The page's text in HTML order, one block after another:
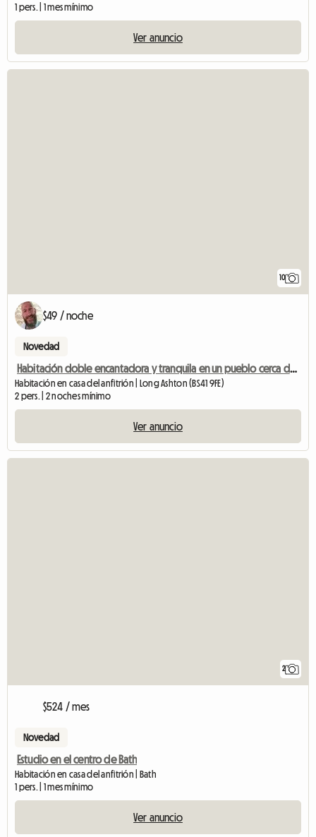
1 pers. | 1 mes mínimo
Ver anuncio
10
$49 / noche
Novedad
Habitación doble encantadora y tranquila en un pueblo cerca de Bristol
Habitación en casa del anfitrión | Long Ashton (BS41 9FE)
2 pers. | 2 noches mínimo
Ver anuncio
2
$524 / mes
Novedad
Estudio en el centro de Bath
Habitación en casa del anfitrión | Bath
1 pers. | 1 mes mínimo
Ver anuncio